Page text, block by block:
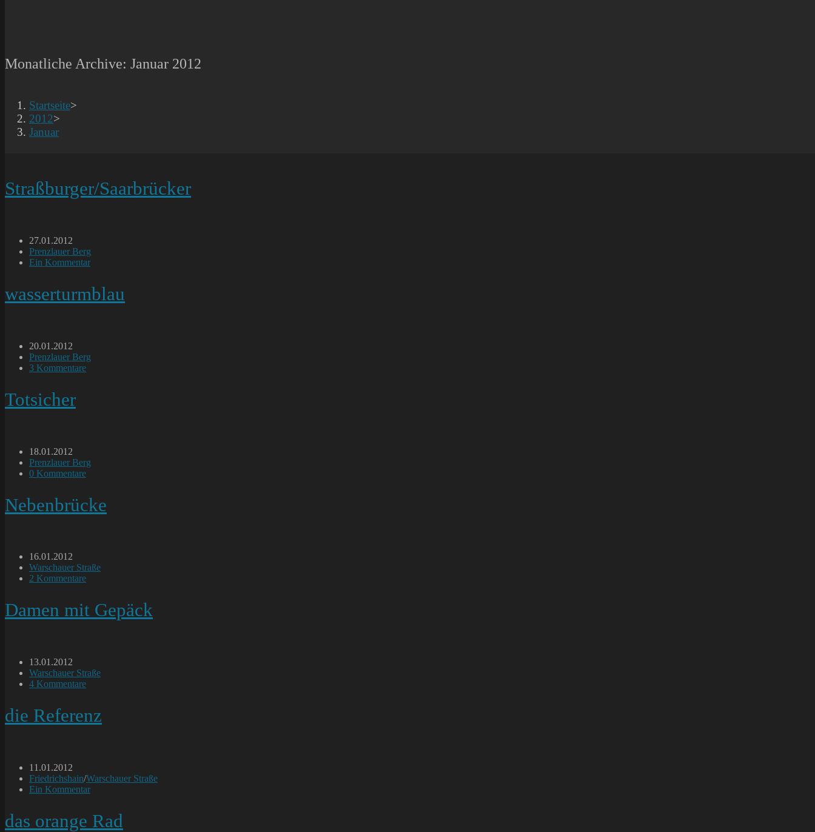
Monatliche Archive: Januar 2012
Startseite>
2012>
Januar
Straßburger/Saarbrücker
Beitrag
veröffentlicht:
27.01.2012
Beitrags-
Kategorie:
Prenzlauer Berg
Beitrags-
Ein Kommentar
wasserturmblau
Beitrag
veröffentlicht:
20.01.2012
Beitrags-
Kategorie:
Prenzlauer Berg
Beitrags-
3 Kommentare
Totsicher
Beitrag
veröffentlicht:
18.01.2012
Beitrags-
Kategorie:
Prenzlauer Berg
Beitrags-
0 Kommentare
Nebenbrücke
Beitrag
veröffentlicht:
16.01.2012
Beitrags-
Kategorie:
Warschauer Straße
Beitrags-
2 Kommentare
Damen mit Gepäck
Beitrag
veröffentlicht:
13.01.2012
Beitrags-
Kategorie:
Warschauer Straße
Beitrags-
4 Kommentare
die Referenz
Beitrag
veröffentlicht:
11.01.2012
Beitrags-
Kategorie:
Friedrichshain/Warschauer Straße
Beitrags-
Ein Kommentar
das orange Rad